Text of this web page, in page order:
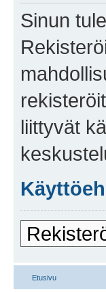
Sinun
liittyvät
Etusivu